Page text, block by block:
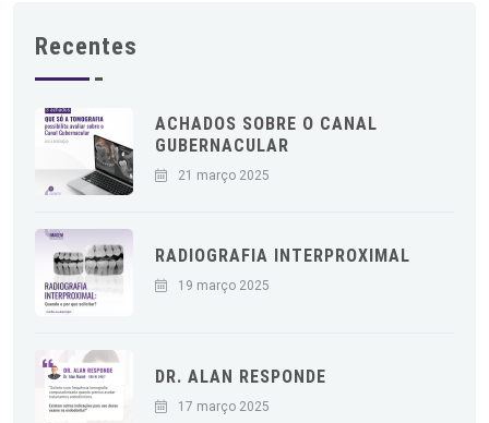
Recentes
ACHADOS SOBRE O CANAL
GUBERNACULAR
21 março 2025
RADIOGRAFIA INTERPROXIMAL
19 março 2025
DR. ALAN RESPONDE
17 março 2025